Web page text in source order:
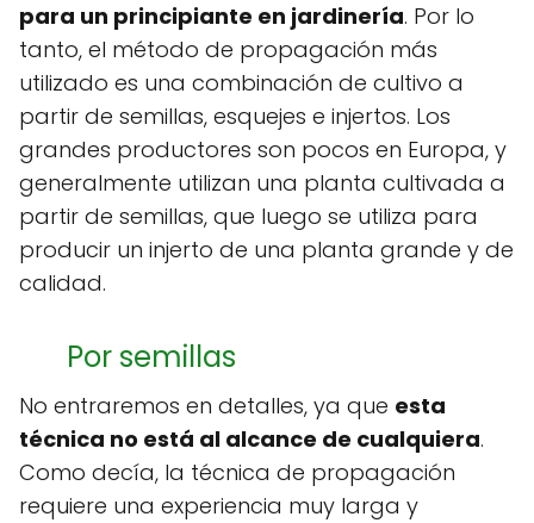
para un principiante en jardinería. Por lo
tanto, el método de propagación más
utilizado es una combinación de cultivo a
partir de semillas, esquejes e injertos. Los
grandes productores son pocos en Europa, y
generalmente utilizan una planta cultivada a
partir de semillas, que luego se utiliza para
producir un injerto de una planta grande y de
calidad.
Por semillas
No entraremos en detalles, ya que esta
técnica no está al alcance de cualquiera.
Como decía, la técnica de propagación
requiere una experiencia muy larga y